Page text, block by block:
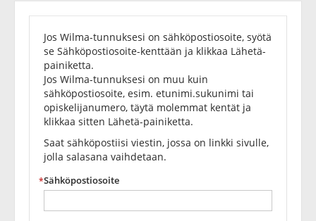
Unohditko
salasanasi?
Jos Wilma-tunnuksesi on sähköpostiosoite, syötä
se Sähköpostiosoite-kenttään ja klikkaa Lähetä-
painiketta.
Jos Wilma-tunnuksesi on muu kuin
sähköpostiosoite, esim. etunimi.sukunimi tai
opiskelijanumero, täytä molemmat kentät ja
klikkaa sitten Lähetä-painiketta.
Saat sähköpostiisi viestin, jossa on linkki sivulle,
jolla salasana vaihdetaan.
Sähköpostiosoite